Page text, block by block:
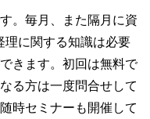
。毎月、また隔月に資
理に関する知識は必要
きます。初回は無料で
る方は一度問合せして
時セミナーも開催して